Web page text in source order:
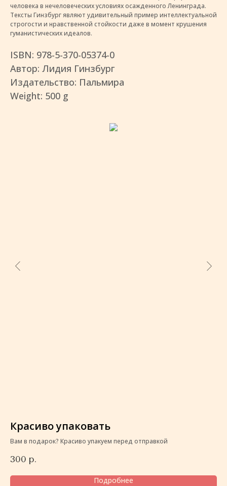
человека в нечеловеческих условиях осажденного Ленинграда.
Тексты Гинзбург являют удивительный пример интеллектуальной
строгости и нравственной стойкости даже в момент крушения
гуманистических идеалов.
ISBN: 978-5-370-05374-0
Автор: Лидия Гинзбург
Издательство: Пальмира
Weight: 500 g
Красиво упаковать
Вам в подарок? Красиво упакуем перед отправкой
300 р.
Подробнее